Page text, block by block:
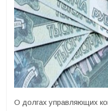
О долгах управляющих